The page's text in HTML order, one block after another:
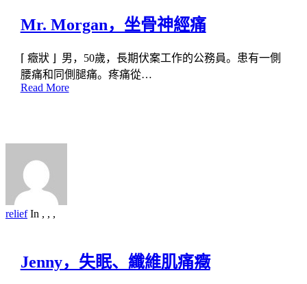
Mr. Morgan，坐骨神經痛
⌈ 癥狀 ⌋ 男，50歲，長期伏案工作的公務員。患有一側
腰痛和同側腿痛。疼痛從…
Read More
relief In , , ,
Jenny，失眠、纖維肌痛癥